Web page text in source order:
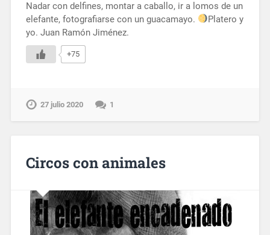
Nadar con delfines, montar a caballo, ir a lomos de un
elefante, fotografiarse con un guacamayo.
Platero y
yo. Juan Ramón Jiménez.
+75
27 julio 2020 1
Circos con animales